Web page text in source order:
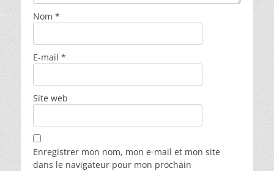
Nom *
E-mail *
Site web
Enregistrer mon nom, mon e-mail et mon site
dans le navigateur pour mon prochain